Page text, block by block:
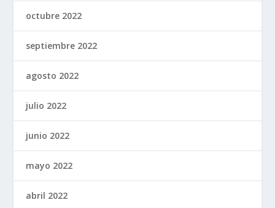
octubre 2022
septiembre 2022
agosto 2022
julio 2022
junio 2022
mayo 2022
abril 2022